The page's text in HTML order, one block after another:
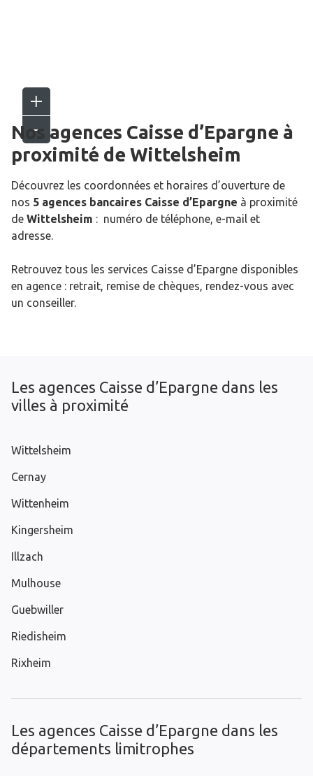
Nos agences Caisse d’Epargne à
proximité de Wittelsheim
Découvrez les coordonnées et horaires d’ouverture de
nos 5 agences bancaires Caisse d’Epargne à proximité
de Wittelsheim : numéro de téléphone, e-mail et
adresse.
Retrouvez tous les services Caisse d’Epargne disponibles
en agence : retrait, remise de chèques, rendez-vous avec
un conseiller.
Les agences Caisse d’Epargne dans les
villes à proximité
Wittelsheim
Cernay
Wittenheim
Kingersheim
Illzach
Mulhouse
Guebwiller
Riedisheim
Rixheim
Les agences Caisse d’Epargne dans les
départements limitrophes